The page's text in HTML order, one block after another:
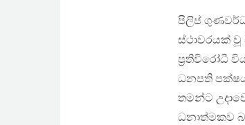
පිලිප්
ස්ථාවරයක්
ප‍්‍රතිවිරෝධී
ධනපති
තමන්ට
ධනාත්මකව